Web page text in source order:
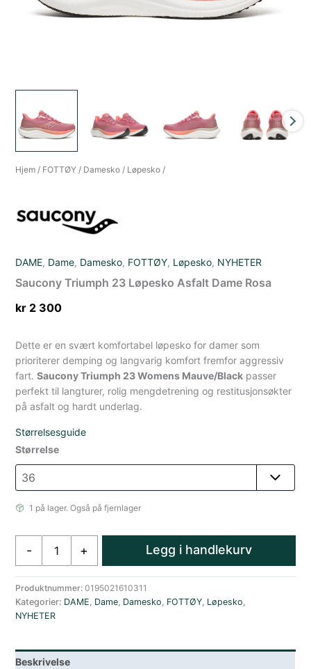
Hjem / FOTTØY / Damesko / Løpesko /
DAME, Dame, Damesko, FOTTØY, Løpesko, NYHETER
Saucony Triumph 23 Løpesko Asfalt Dame Rosa
kr 2 300
Dette er en svært komfortabel løpesko for damer som
prioriterer demping og langvarig komfort fremfor aggressiv
fart.Saucony Triumph 23 Womens Mauve/Black passer
perfekt til langturer, rolig mengdetrening og restitusjonsøkter
på asfalt og hardt underlag.
Størrelsesguide
Størrelse
1 på lager. Også på fjernlager
-
Løpesko
Asfalt
Dame
antall
+ Legg i handlekurv
Produktnummer:0195021610311
Kategorier: DAME, Dame, Damesko, FOTTØY, Løpesko,
NYHETER
Beskrivelse